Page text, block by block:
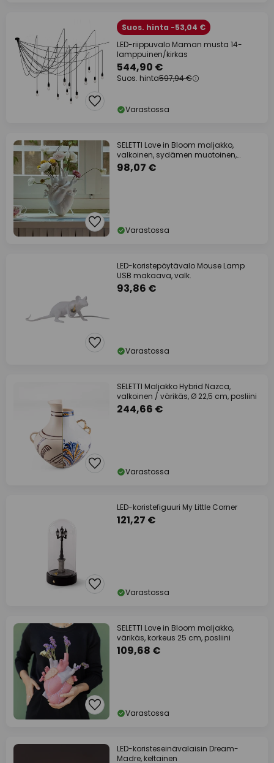
Suos. hinta -53,04 €
LED-riippuvalo Maman musta 14-
lamppuinen/kirkas
544,90 €
Suos. hinta597,94 €
Varastossa
SELETTI Love in Bloom maljakko,
valkoinen, sydämen muotoinen,
posliini
98,07 €
Varastossa
LED-koristepöytävalo Mouse Lamp
USB makaava, valk.
93,86 €
Varastossa
SELETTI Maljakko Hybrid Nazca,
valkoinen / värikäs, Ø 22,5 cm, posliini
244,66 €
Varastossa
LED-koristefiguuri My Little Corner
121,27 €
Varastossa
SELETTI Love in Bloom maljakko,
värikäs, korkeus 25 cm, posliini
109,68 €
Varastossa
LED-koristeseinävalaisin Dream-
Madre, keltainen